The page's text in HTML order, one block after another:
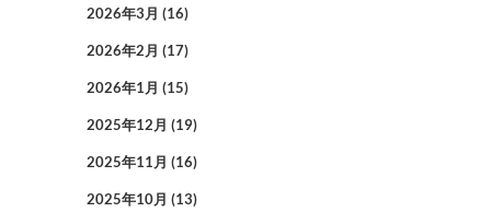
2026年3月 (16)
2026年2月 (17)
2026年1月 (15)
2025年12月 (19)
2025年11月 (16)
2025年10月 (13)